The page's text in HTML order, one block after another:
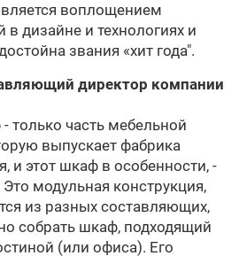
воплощением
в дизайне и технологиях и
звания «хит года".
директор компании
только часть мебельной
выпускает фабрика
и этот шкаф в особенности, -
модульная конструкция,
из разных составляющих,
собрать шкаф, подходящий
(или офиса). Его